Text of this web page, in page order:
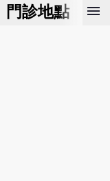
門診地點 預
menu